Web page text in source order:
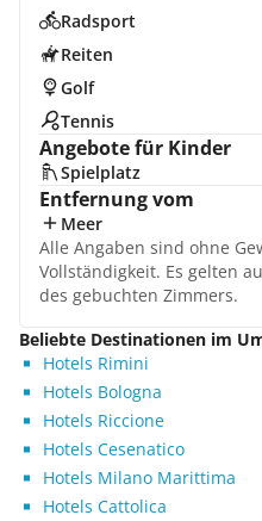
Radsport
Reiten
Golf
Tennis
Angebote für Kinder
Spielplatz
Entfernung vom
Meer
Alle Angaben sind ohne
Vollständigkeit. Es gelten
des gebuchten Zimmers.
Beliebte Destinationen im
Hotels Rimini
Hotels Bologna
Hotels Riccione
Hotels Cesenatico
Hotels Milano Marittima
Hotels Cattolica